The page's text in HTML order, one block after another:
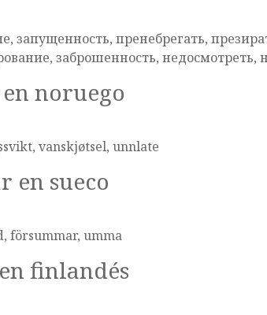
запущенность, пренебрегать,
заброшенность, недосмотреть,
noruego
vanskjøtsel, unnlate
en sueco
försummar, umma
finlandés